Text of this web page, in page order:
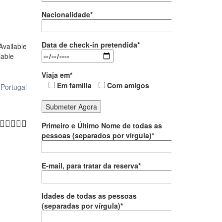
Nacionalidade*
Data de check-in pretendida*
Viaja em*
Em família
Com amigos
Primeiro e Último Nome de todas as
pessoas (separados por vírgula)*
E-mail, para tratar da reserva*
Idades de todas as pessoas
(separadas por vírgula)*